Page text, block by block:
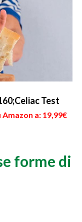
Test
a: 19,99€
forme di